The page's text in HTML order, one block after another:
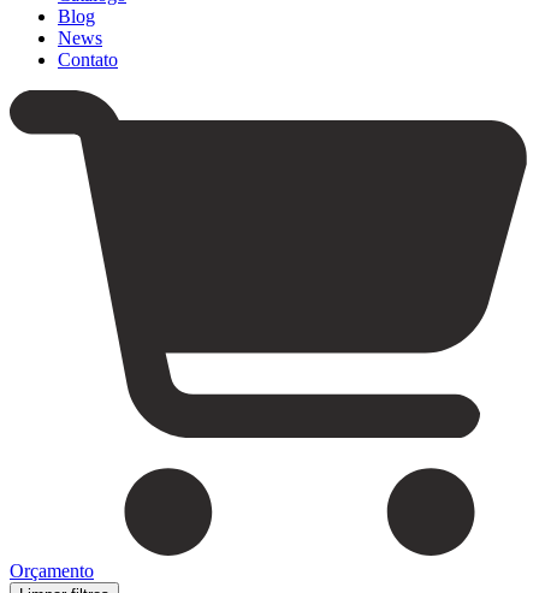
Blog
News
Contato
Orçamento